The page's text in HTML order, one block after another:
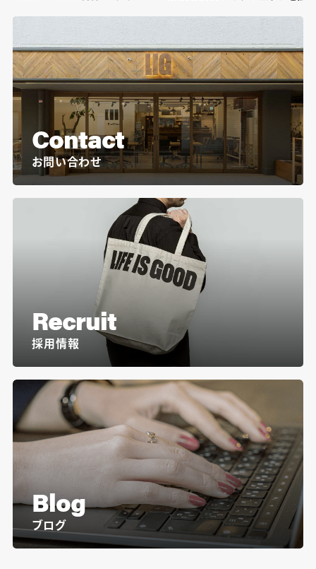
Contact
お問い合わせ
Recruit
採用情報
Blog
ブログ